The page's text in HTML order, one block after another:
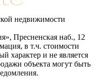
недвижимости
Пресненская наб., 12
в т.ч. стоимости
характер и не является
объекта могут быть